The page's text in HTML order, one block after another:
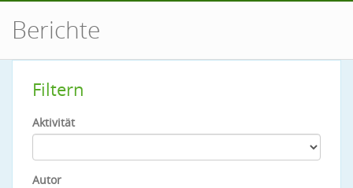
Berichte
Filtern
Aktivität
Autor